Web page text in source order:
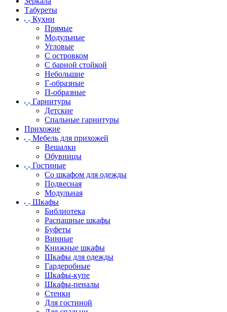
Табуреты
Кухни
Прямые
Модульные
Угловые
С островком
С барной стойкой
Небольшие
Г-образные
П-образные
Гарнитуры
Детские
Спальные гарнитуры
Прихожие
Мебель для прихожей
Вешалки
Обувницы
Гостиные
Со шкафом для одежды
Подвесная
Модульная
Шкафы
Библиотека
Распашные шкафы
Буфеты
Винные
Книжные шкафы
Шкафы для одежды
Гардеробные
Шкафы-купе
Шкафы-пеналы
Стенки
Для гостиной